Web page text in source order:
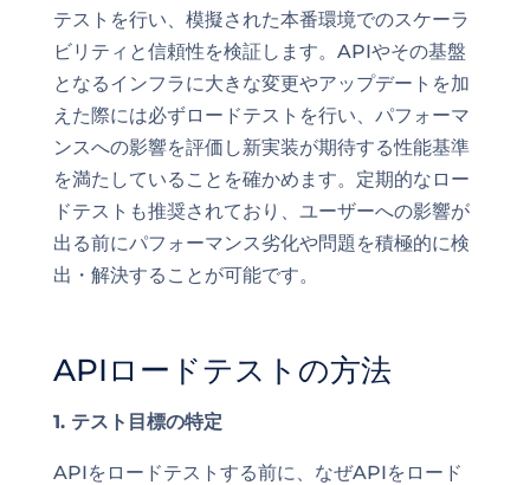
テストを行い、模擬された本番環境でのスケーラ
ビリティと信頼性を検証します。APIやその基盤
となるインフラに大きな変更やアップデートを加
えた際には必ずロードテストを行い、パフォーマ
ンスへの影響を評価し新実装が期待する性能基準
を満たしていることを確かめます。定期的なロー
ドテストも推奨されており、ユーザーへの影響が
出る前にパフォーマンス劣化や問題を積極的に検
出・解決することが可能です。
APIロードテストの方法
1. テスト目標の特定
APIをロードテストする前に、なぜAPIをロード